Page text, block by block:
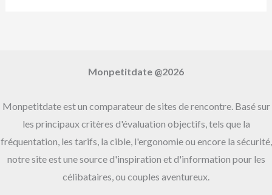
Monpetitdate @2026
Monpetitdate est un comparateur de sites de rencontre. Basé sur
les principaux critères d'évaluation objectifs, tels que la
fréquentation, les tarifs, la cible, l'ergonomie ou encore la sécurité,
notre site est une source d'inspiration et d'information pour les
célibataires, ou couples aventureux.